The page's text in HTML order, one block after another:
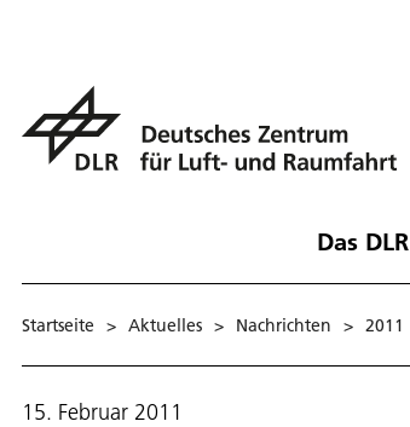
Das DLR
Startseite > Aktuelles > Nachrichten > 2011
15. Februar 2011